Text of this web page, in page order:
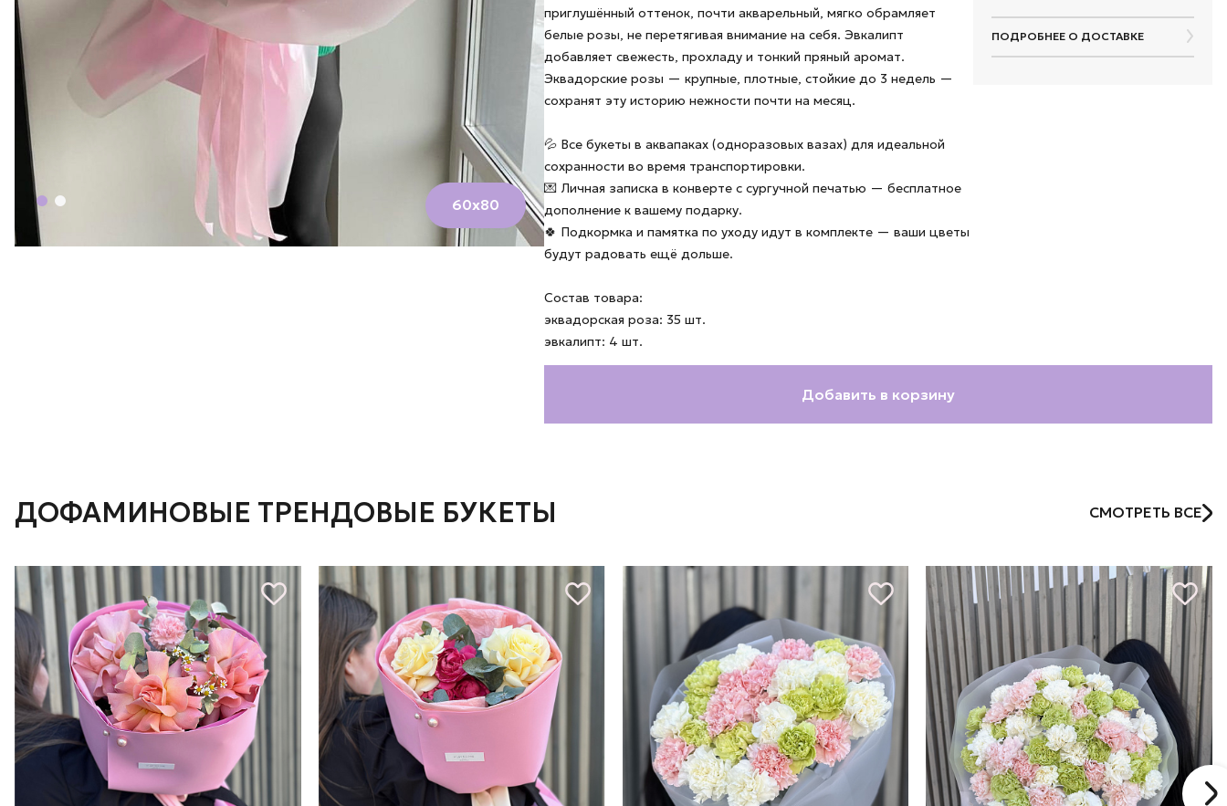
60х80
приглушённый оттенок, почти акварельный, мягко обрамляет
белые розы, не перетягивая внимание на себя. Эвкалипт
добавляет свежесть, прохладу и тонкий пряный аромат.
Эквадорские розы — крупные, плотные, стойкие до 3 недель —
сохранят эту историю нежности почти на месяц.
💦 Все букеты в аквапаках (одноразовых вазах) для идеальной
сохранности во время транспортировки.
💌 Личная записка в конверте с сургучной печатью — бесплатное
дополнение к вашему подарку.
🍀 Подкормка и памятка по уходу идут в комплекте — ваши цветы
будут радовать ещё дольше.
Состав товара:
эквадорская роза: 35 шт.
эвкалипт: 4 шт.
ПОДРОБНЕЕ О ДОСТАВКЕ
Добавить в корзину
ДОФАМИНОВЫЕ ТРЕНДОВЫЕ БУКЕТЫ СМОТРЕТЬ ВСЕ